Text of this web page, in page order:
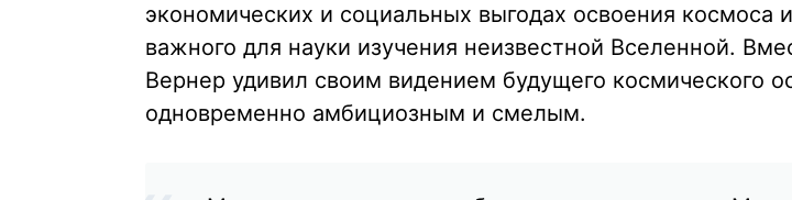
экономических и социальных выгодах освоения космоса
важного для науки изучения неизвестной Вселенной.
Вернер удивил своим видением будущего космического
одновременно амбициозным и смелым.